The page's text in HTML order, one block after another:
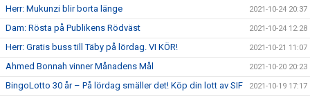
Herr: Mukunzi blir borta länge 2021-10-24 20:37
Dam: Rösta på Publikens Rödväst 2021-10-24 12:28
Herr: Gratis buss till Täby på lördag. VI KÖR! 2021-10-21 11:07
Ahmed Bonnah vinner Månadens Mål 2021-10-20 20:23
BingoLotto 30 år – På lördag smäller det! Köp din lott av SIF 2021-10-19 17:17